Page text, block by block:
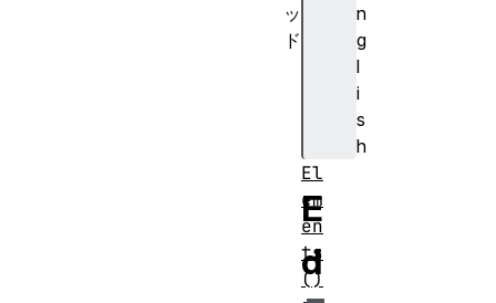
n
g
l
i
s
h
E
d
ッ
ド
El
em
en
ts
()